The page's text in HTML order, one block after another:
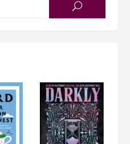
SEARCH